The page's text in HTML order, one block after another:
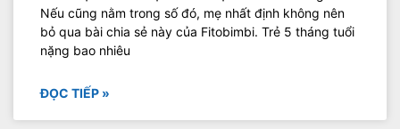
Nếu cũng nằm trong số đó, mẹ nhất định không nên
bỏ qua bài chia sẻ này của Fitobimbi. Trẻ 5 tháng tuổi
nặng bao nhiêu
ĐỌC TIẾP »